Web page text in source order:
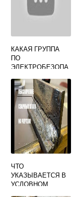
КАКАЯ ГРУППА
ПО
ЭЛЕКТРОБЕЗОПА
БЫТЬ У
СВАРЩИКА
РУЧНОЙ СВАРКИ
ЧТО
УКАЗЫВАЕТСЯ В
УСЛОВНОМ